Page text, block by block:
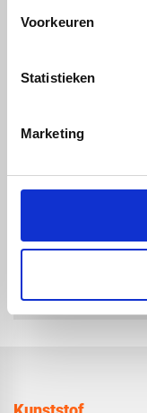
Voorkeuren
Statistieken
Marketing
volstaf -